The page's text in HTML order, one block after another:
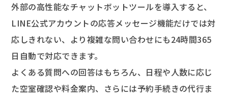
外部の高性能なチャットボットツールを導入すると、
LINE公式アカウントの応答メッセージ機能だけでは対
応しきれない、より複雑な問い合わせにも24時間365
日自動で対応できます。
よくある質問への回答はもちろん、日程や人数に応じ
た空室確認や料金案内、さらには予約手続きの代行ま